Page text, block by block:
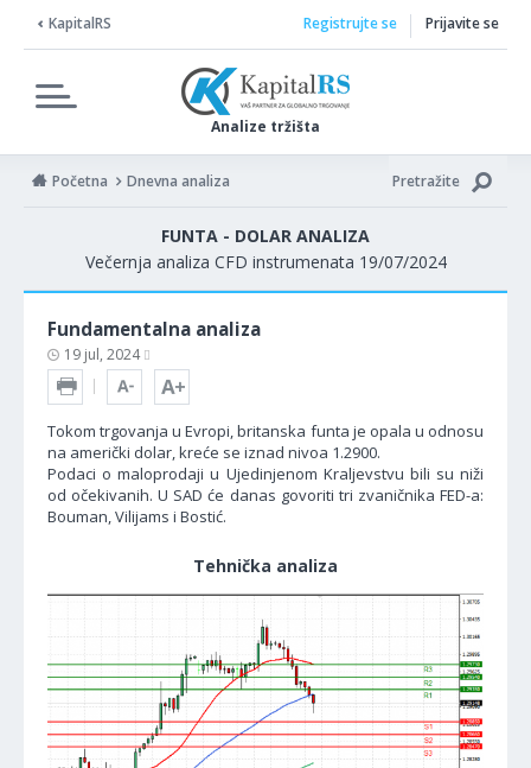
KapitalRS
Analize tržišta
Registrujte se Prijavite se
Početna Dnevna analiza Pretražite
FUNTA - DOLAR ANALIZA
Večernja analiza CFD instrumenata 19/07/2024
Fundamentalna analiza
19 jul, 2024
Tokom trgovanja u Evropi, britanska funta je opala u odnosu
na američki dolar, kreće se iznad nivoa 1.2900.
Podaci o maloprodaji u Ujedinjenom Kraljevstvu bili su niži
od očekivanih. U SAD će danas govoriti tri zvaničnika FED-a:
Bouman, Vilijams i Bostić.
Tehnička analiza